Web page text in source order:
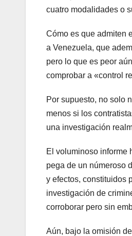
cuatro modalidades o
Cómo es que admiten
a Venezuela, que
pero lo que es peor
comprobar a «control
Por supuesto, no solo
menos si los
una investigación
El voluminoso informe
pega de un númeroso
y efectos, constituidos
investigación de
corroborar pero sin
Aún, bajo la omisión